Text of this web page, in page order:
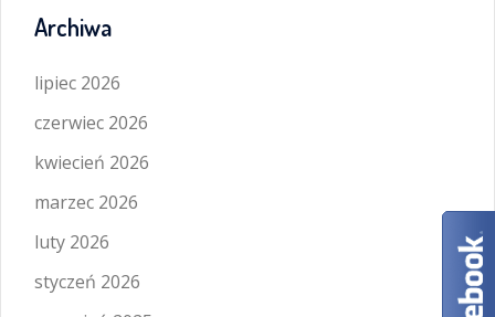
Archiwa
lipiec 2026
czerwiec 2026
kwiecień 2026
marzec 2026
luty 2026
styczeń 2026